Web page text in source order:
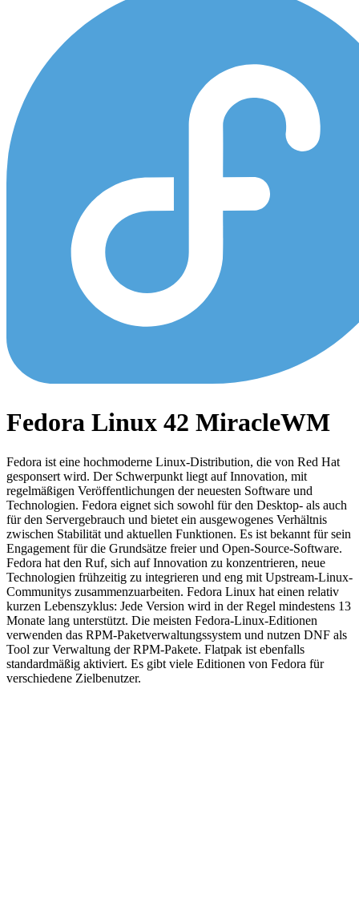
Fedora Linux 42 MiracleWM
Fedora ist eine hochmoderne Linux-Distribution, die von Red Hat
gesponsert wird. Der Schwerpunkt liegt auf Innovation, mit
regelmäßigen Veröffentlichungen der neuesten Software und
Technologien. Fedora eignet sich sowohl für den Desktop- als auch
für den Servergebrauch und bietet ein ausgewogenes Verhältnis
zwischen Stabilität und aktuellen Funktionen. Es ist bekannt für sein
Engagement für die Grundsätze freier und Open-Source-Software.
Fedora hat den Ruf, sich auf Innovation zu konzentrieren, neue
Technologien frühzeitig zu integrieren und eng mit Upstream-Linux-
Communitys zusammenzuarbeiten. Fedora Linux hat einen relativ
kurzen Lebenszyklus: Jede Version wird in der Regel mindestens 13
Monate lang unterstützt. Die meisten Fedora-Linux-Editionen
verwenden das RPM-Paketverwaltungssystem und nutzen DNF als
Tool zur Verwaltung der RPM-Pakete. Flatpak ist ebenfalls
standardmäßig aktiviert. Es gibt viele Editionen von Fedora für
verschiedene Zielbenutzer.